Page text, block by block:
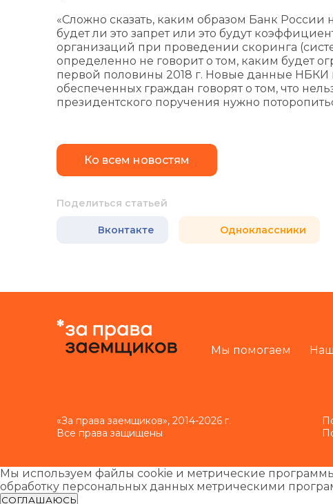
«Сложно сказать, каким образом Банк России
будет ли это запрет или это будут
организаций при проведении скоринга
определенно не говорит о том, каким будет
первой половины 2018 г. Новые данные НБКИ
обеспеченных граждан говорят о том, что
президентского поручения нужно
Ко всем новостям
Поделиться статьей
Вконтакте Одноклассники
Мы помогаем
«За права заемщиков», 2014-2026 г.
Все права защищены
Мы используем файлы cookie и метрические
обработку персональных данных метрическими
СОГЛАШАЮСЬ